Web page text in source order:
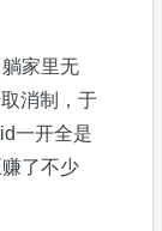
家里无
消制，于
一开全是
了不少